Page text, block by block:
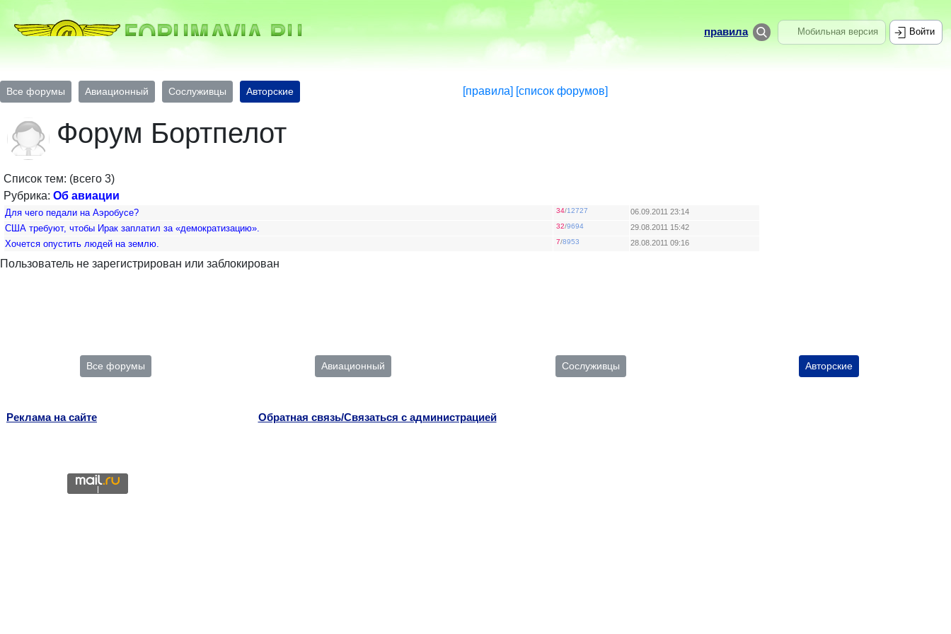
Мобильная версия
правила Войти
Все форумы Авиационный Сослуживцы Авторские [правила] [список форумов]
Форум Бортпелот
Список тем: (всего 3)
Рубрика: Об авиации
Для чего педали на Аэробусе? 34/12727 06.09.2011 23:14
США требуют, чтобы Ирак заплатил за «демократизацию». 32/9694 29.08.2011 15:42
Хочется опустить людей на землю. 7/8953 28.08.2011 09:16
Пользователь не зарегистрирован или заблокирован
Все форумы Авиационный Сослуживцы Авторские
Реклама на сайте Обратная связь/Связаться с администрацией